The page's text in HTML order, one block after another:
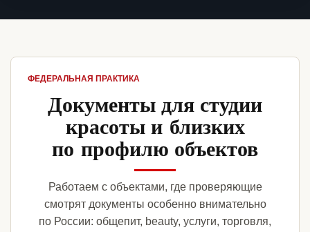
ФЕДЕРАЛЬНАЯ ПРАКТИКА
Документы для студии
красоты и близких
по профилю объектов
Работаем с объектами, где проверяющие
смотрят документы особенно внимательно
по России: общепит, beauty, услуги, торговля,